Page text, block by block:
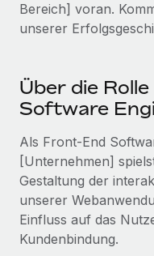
Compliance
Geräteverwaltung
Globale
Geräten
Gründung von
Schnelle,
Niederlassungen
Mobilität und
Mühelose
So hat der KI-
Remote um 120 %
Mehr erfahren
Revolution des
Managements –
globalen Content-
Auf einen Blick Erfahre
Transformation einer
EOR und PEO
Contractor
Steuern
Den Blog erkunden
Bereich] voran.
unserer
Über die
Software
Als Front-End
[Unternehmen]
Gestaltung der
unserer
Einfluss auf das
Kundenbindung.